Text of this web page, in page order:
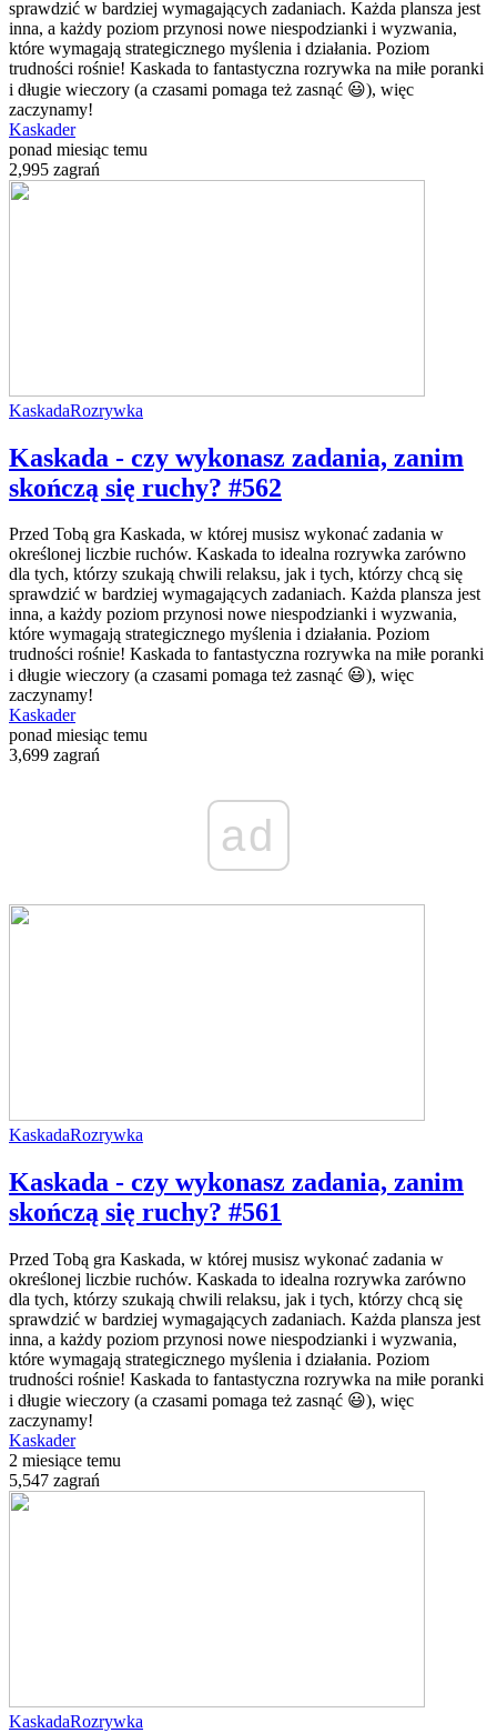
sprawdzić w bardziej wymagających zadaniach. Każda plansza jest
inna, a każdy poziom przynosi nowe niespodzianki i wyzwania,
które wymagają strategicznego myślenia i działania. Poziom
trudności rośnie! Kaskada to fantastyczna rozrywka na miłe poranki
i długie wieczory (a czasami pomaga też zasnąć 😃), więc
zaczynamy!
Kaskader
ponad miesiąc temu
2,995 zagrań
KaskadaRozrywka
Kaskada - czy wykonasz zadania, zanim
skończą się ruchy? #562
Przed Tobą gra Kaskada, w której musisz wykonać zadania w
określonej liczbie ruchów. Kaskada to idealna rozrywka zarówno
dla tych, którzy szukają chwili relaksu, jak i tych, którzy chcą się
sprawdzić w bardziej wymagających zadaniach. Każda plansza jest
inna, a każdy poziom przynosi nowe niespodzianki i wyzwania,
które wymagają strategicznego myślenia i działania. Poziom
trudności rośnie! Kaskada to fantastyczna rozrywka na miłe poranki
i długie wieczory (a czasami pomaga też zasnąć 😃), więc
zaczynamy!
Kaskader
ponad miesiąc temu
3,699 zagrań
ad
KaskadaRozrywka
Kaskada - czy wykonasz zadania, zanim
skończą się ruchy? #561
Przed Tobą gra Kaskada, w której musisz wykonać zadania w
określonej liczbie ruchów. Kaskada to idealna rozrywka zarówno
dla tych, którzy szukają chwili relaksu, jak i tych, którzy chcą się
sprawdzić w bardziej wymagających zadaniach. Każda plansza jest
inna, a każdy poziom przynosi nowe niespodzianki i wyzwania,
które wymagają strategicznego myślenia i działania. Poziom
trudności rośnie! Kaskada to fantastyczna rozrywka na miłe poranki
i długie wieczory (a czasami pomaga też zasnąć 😃), więc
zaczynamy!
Kaskader
2 miesiące temu
5,547 zagrań
KaskadaRozrywka